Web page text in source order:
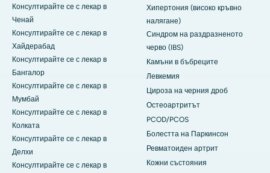
Консултирайте се с лекар в
Ченай
Консултирайте се с лекар в
Хайдерабад
Консултирайте се с лекар в
Бангалор
Консултирайте се с лекар в
Мумбай
Консултирайте се с лекар в
Колката
Консултирайте се с лекар в
Делхи
Консултирайте се с лекар в
Хипертония (високо кръвно
налягане)
Синдром на раздразненото
черво (IBS)
Камъни в бъбреците
Левкемия
Цироза на черния дроб
Остеоартритът
PCOD/PCOS
Болестта на Паркинсон
Ревматоиден артрит
Кожни състояния